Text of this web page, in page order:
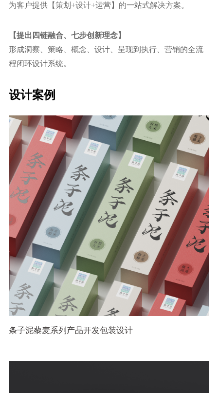
为客户提供【策划+设计+运营】的⼀站式解决方案。
【提出四链融合、七步创新理念】
形成洞察、策略、概念、设计、呈现到执⾏、营销的全流
程闭环设计系统。
设计案例
条子泥藜麦系列产品开发包装设计